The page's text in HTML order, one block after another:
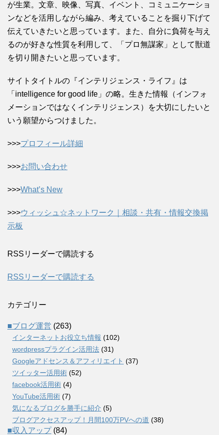
が生業。文章、映像、写真、イベント、コミュニケーショ
ンなどを活用しながら編み、考えていることを掘り下げて
伝えていきたいと思っています。また、自分に負荷を与え
るのが好きな性質を利用して、「プロ無謀家」として獣道
を切り開きたいと思っています。
サイトタイトルの『インテリジェンス・ライフ』は
「intelligence for good life」の略。生きた情報（インフォ
メーションではなくインテリジェンス）を大切にしたいと
いう願望からつけました。
>>>プロフィール詳細
>>>お問い合わせ
>>>What’s New
>>>ウィッシュ☆ネットワーク｜相談・共有・情報交換掲
示板
RSSリーダーで購読する
RSSリーダーで購読する
カテゴリー
■ブログ運営 (263)
インターネットお役立ち情報 (102)
wordpressプラグイン活用法 (31)
Googleアドセンス＆アフィリエイト (37)
ツイッター活用術 (52)
facebook活用術 (4)
YouTube活用術 (7)
気になるブログを勝手に紹介 (5)
ブログアクセスアップ！月間100万PVへの道 (38)
■収入アップ(84)